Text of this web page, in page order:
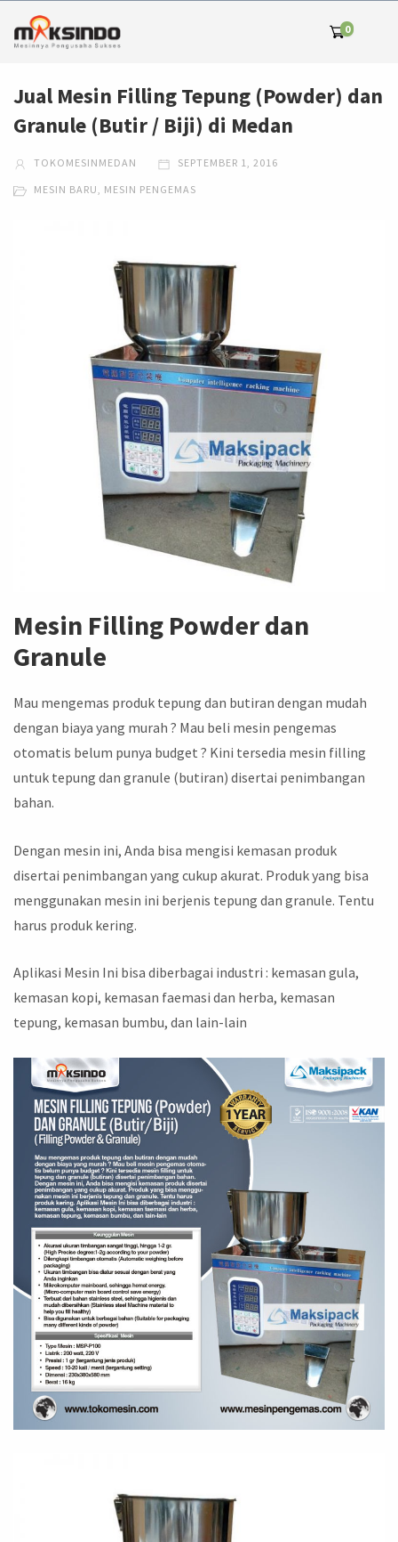
0
Jual Mesin Filling Tepung (Powder) dan
Granule (Butir / Biji) di Medan
TOKOMESINMEDAN SEPTEMBER 1, 2016
MESIN BARU, MESIN PENGEMAS
Mesin Filling Powder dan
Granule
Mau mengemas produk tepung dan butiran dengan mudah
dengan biaya yang murah ? Mau beli mesin pengemas
otomatis belum punya budget ? Kini tersedia mesin filling
untuk tepung dan granule (butiran) disertai penimbangan
bahan.
Dengan mesin ini, Anda bisa mengisi kemasan produk
disertai penimbangan yang cukup akurat. Produk yang bisa
menggunakan mesin ini berjenis tepung dan granule. Tentu
harus produk kering.
Aplikasi Mesin Ini bisa diberbagai industri : kemasan gula,
kemasan kopi, kemasan faemasi dan herba, kemasan
tepung, kemasan bumbu, dan lain-lain